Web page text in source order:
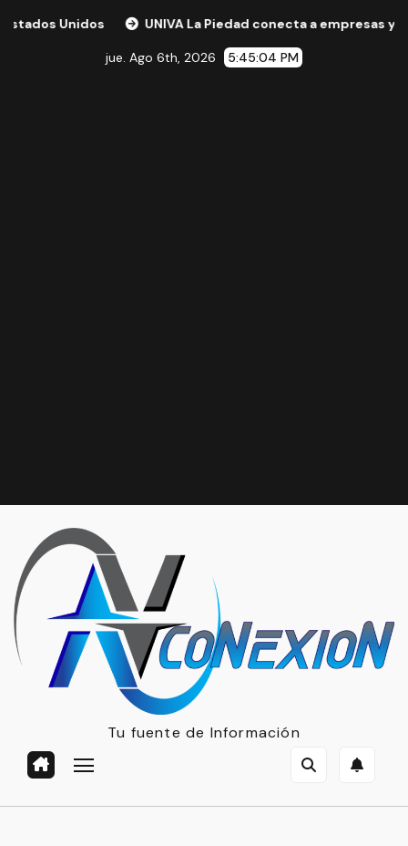
UNIVA La Piedad conecta a empresas y expertos
jue. Ago 6th, 2026 5:45:05 PM
Tu fuente de Información